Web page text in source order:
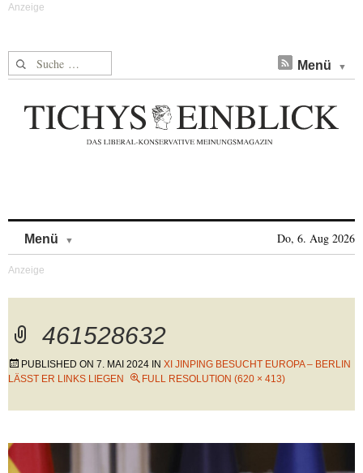
Suche nach: Menü
Menü Do, 6. Aug 2026
461528632
PUBLISHED ON 7. MAI 2024 IN XI JINPING BESUCHT EUROPA – BERLIN
LÄSST ER LINKS LIEGEN
FULL RESOLUTION (620 × 413)